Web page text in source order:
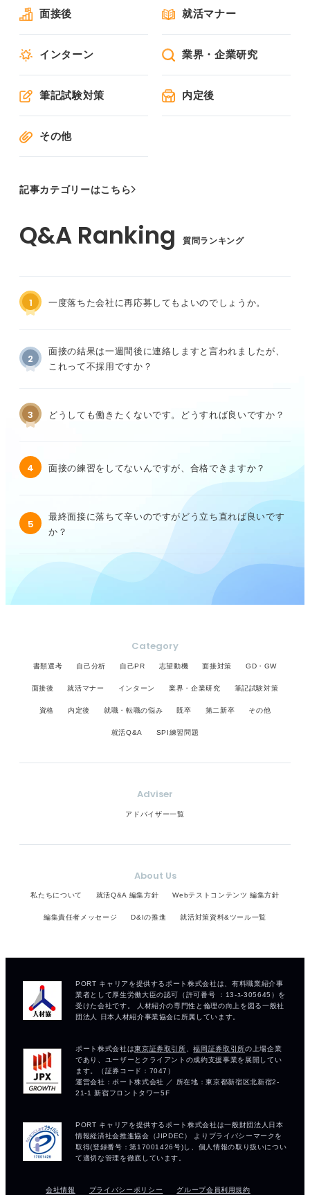
面接後 就活マナー
インターン 業界・企業研究
筆記試験対策 内定後
その他
記事カテゴリーはこちら
質問ランキング
1 一度落ちた会社に再応募してもよいのでしょうか。
2
面接の結果は一週間後に連絡しますと言われましたが、
これって不採用ですか？
3 どうしても働きたくないです。どうすれば良いですか？
4 面接の練習をしてないんですが、合格できますか？
5
最終面接に落ちて辛いのですがどう立ち直れば良いです
か？
Category
書類選考 自己分析 自己PR 志望動機 面接対策 GD・GW
面接後 就活マナー インターン 業界・企業研究 筆記試験対策
資格 内定後 就職・転職の悩み 既卒 第二新卒 その他
就活Q&A SPI練習問題
Adviser
アドバイザー一覧
About Us
私たちについて 就活Q&A 編集方針 Webテストコンテンツ 編集方針
編集責任者メッセージ D&Iの推進 就活対策資料&ツール一覧
会社情報 プライバシーポリシー グループ会員利用規約